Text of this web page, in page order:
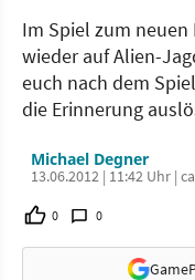
Im Spiel zum
wieder auf Alien-
euch nach dem
die Erinnerung
Michael Degner
13.06.2012 | 11:42 Uhr |
0 0